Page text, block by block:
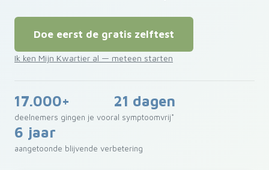
Doe eerst de gratis zelftest
Ik ken Mijn Kwartier al — meteen starten
17.000+
deelnemers gingen je voor
21 dagen
al symptoomvrij*
6 jaar
aangetoonde blijvende verbetering